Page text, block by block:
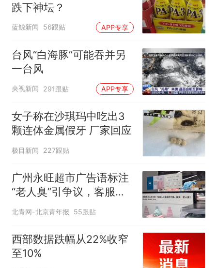
跌下神坛？
蓝鲸新闻 56跟贴 APP专享
台风“白海豚”可能吞并另
一台风
央视新闻 291跟贴 APP专享
女子称在沙琪玛中吃出3
颗连体金属假牙 厂家回应
极目新闻 227跟贴
广州永旺超市广告语标注
“老人臭”引争议，客服回
应
北青网-北京青年报 55跟贴
西部数据跌幅从22%收窄
至10%